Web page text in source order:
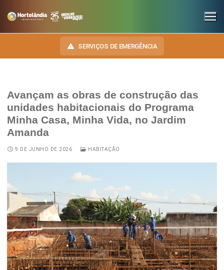
SERVIÇOS DE EMERGÊNCIA
INSTITUCIONAL
SECRETARIAS
Desenvolvimento Econômico, Trabalho, Turismo e Inovação
Educação, Ciência e Tecnologia
Esporte e Lazer
Finanças
HINO, BRASÃO E BANDEIRA
Autoridades do Município
Downloads
Telefones Úteis
Notícias Anteriores a 2024
TRANSPARÊNCIA
E-SIC
DIÁRIO OFICIAL
LEIS MUNICIPAIS
Avançam as obras de construção das
unidades habitacionais do Programa
Minha Casa, Minha Vida, no Jardim
Amanda
9 DE JUNHO DE 2026 HABITAÇÃO